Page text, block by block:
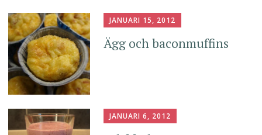
JANUARI 15, 2012
Ägg och baconmuffins
JANUARI 6, 2012